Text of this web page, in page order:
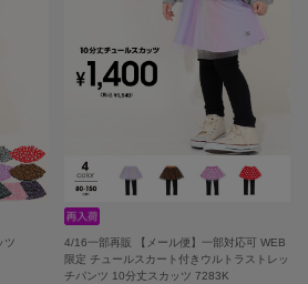
ツ
4/16一部再販 【メール便】一部対応可 WEB
限定 チュールスカート付きウルトラストレッ
チパンツ 10分丈スカッツ 7283K